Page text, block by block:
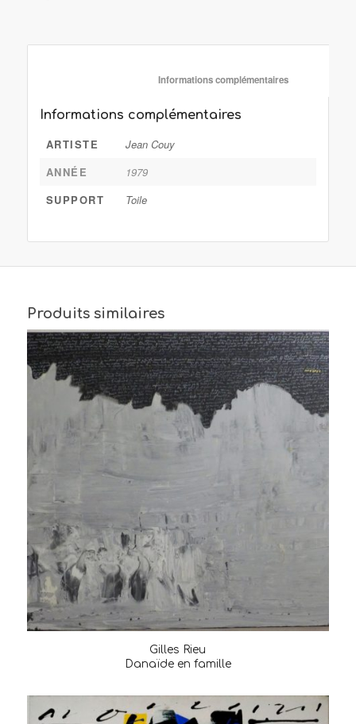
Informations
Informations complémentaires
ARTISTE
Jean Couy
ANNÉE
1979
SUPPORT
Toile
Produits similaires
Gilles Rieu
Danaïde en famille